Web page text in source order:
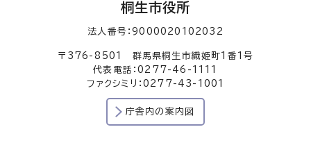
桐生市役所
法人番号：9000020102032
〒376-8501 群馬県桐生市織姫町1番1号
代表電話：0277-46-1111
ファクシミリ：0277-43-1001
庁舎内の案内図